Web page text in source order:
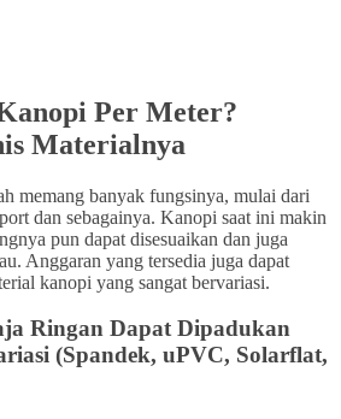
Per Meter?
Materialnya
memang banyak fungsinya, mulai dari
dan sebagainya. Kanopi saat ini makin
pun dapat disesuaikan dan juga
Anggaran yang tersedia juga dapat
kanopi yang sangat bervariasi.
Ringan Dapat Dipadukan
(Spandek, uPVC, Solarflat,